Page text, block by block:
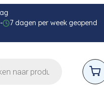
7 dagen per week geopend